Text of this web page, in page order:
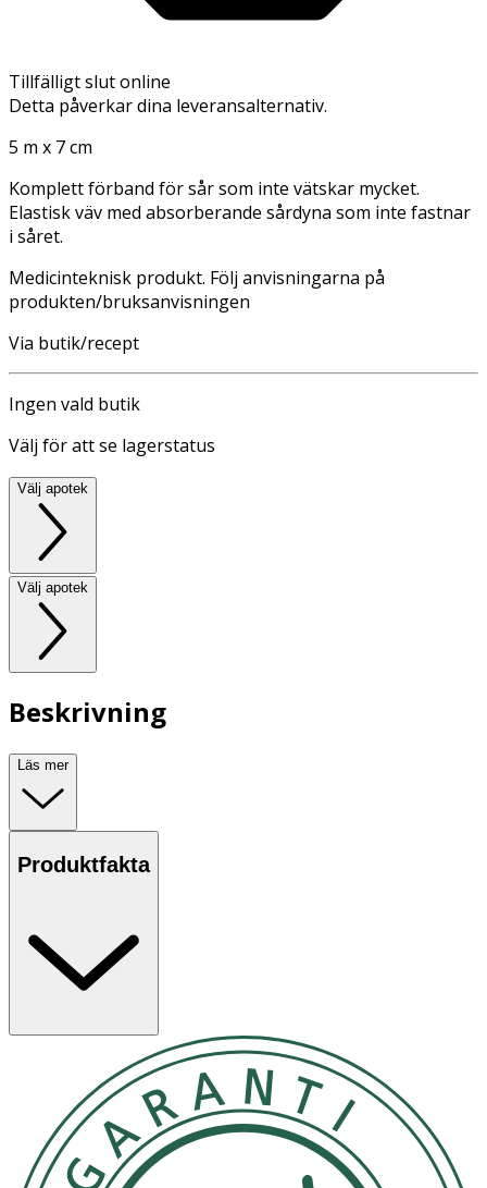
Tillfälligt slut online
Detta påverkar dina leveransalternativ.
5 m x 7 cm
Komplett förband för sår som inte vätskar mycket.
Elastisk väv med absorberande sårdyna som inte fastnar
i såret.
Medicinteknisk produkt. Följ anvisningarna på
produkten/bruksanvisningen
Via butik/recept
Ingen vald butik
Välj för att se lagerstatus
Välj apotek
Välj apotek
Beskrivning
Läs mer
Produktfakta